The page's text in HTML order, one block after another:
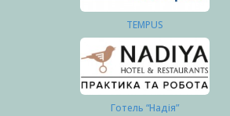
TEMPUS
Готель “Надія”